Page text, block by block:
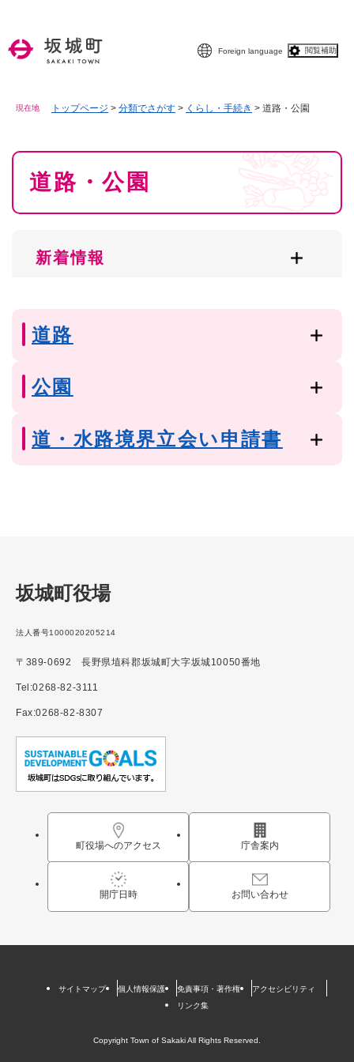
Foreign language 閲覧補助
現在地 トップページ > 分類でさがす > くらし・手続き > 道路・公園
本
道路・公園
新着情報
道路
公園
道・水路境界立会い申請書
坂城町役場
法人番号1000020205214
〒389-0692 長野県埴科郡坂城町大字坂城10050番地
Tel:0268-82-3111
Fax:0268-82-8307
町役場へのアクセス 庁舎案内
開庁日時 お問い合わせ
サイトマップ 個人情報保護 免責事項・著作権
アクセシビリティ
リンク集
Copyright Town of Sakaki All Rights Reserved.